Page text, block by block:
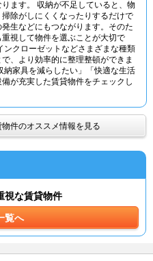
ます。 収納が不足していると、物
除がしにくくなったりするだけで
生などにもつながります。そのた
視して物件を選ぶことが大切で
クローゼットなどさまざまな種類
、より効率的に整理整頓ができま
家具を減らしたい」「快適な生活
が充実した賃貸物件をチェックし
件のオススメ情報を見る
視な賃貸物件
覧へ